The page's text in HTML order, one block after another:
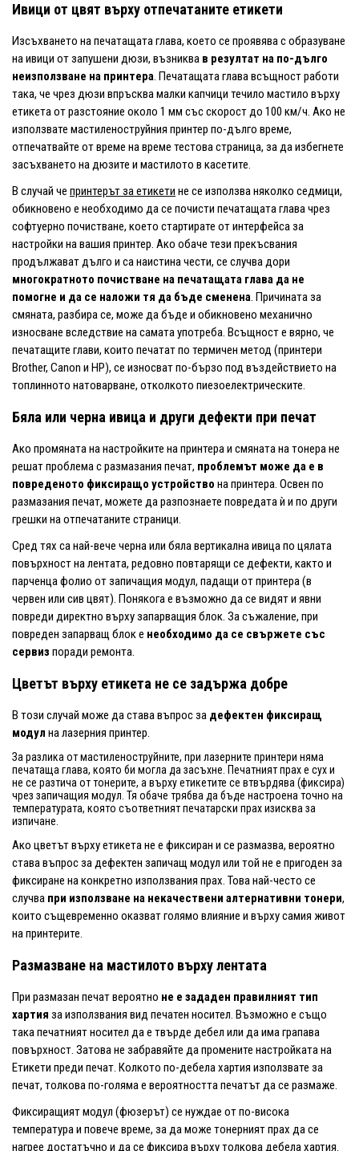
Ивици от цвят върху отпечатаните етикети
Изсъхването на печатащата глава, което се проявява с образуване
на ивици от запушени дюзи, възниква в резултат на по-дълго
неизползване на принтера. Печатащата глава всъщност работи
така, че чрез дюзи впръсква малки капчици течило мастило върху
етикета от разстояние около 1 мм със скорост до 100 км/ч. Ако не
използвате мастиленоструйния принтер по-дълго време,
отпечатвайте от време на време тестова страница, за да избегнете
засъхването на дюзите и мастилото в касетите.
В случай че принтерът за етикети не се използва няколко седмици,
обикновено е необходимо да се почисти печатащата глава чрез
софтуерно почистване, което стартирате от интерфейса за
настройки на вашия принтер. Ако обаче тези прекъсвания
продължават дълго и са наистина чести, се случва дори
многократното почистване на печатащата глава да не
помогне и да се наложи тя да бъде сменена. Причината за
смяната, разбира се, може да бъде и обикновено механично
износване вследствие на самата употреба. Всъщност е вярно, че
печатащите глави, които печатат по термичен метод (принтери
Brother, Canon и HP), се износват по-бързо под въздействието на
топлинното натоварване, отколкото пиезоелектрическите.
Бяла или черна ивица и други дефекти при печат
Ако промяната на настройките на принтера и смяната на тонера не
решат проблема с размазания печат, проблемът може да е в
повреденото фиксиращо устройство на принтера. Освен по
размазания печат, можете да разпознаете повредата ѝ и по други
грешки на отпечатаните страници.
Сред тях са най-вече черна или бяла вертикална ивица по цялата
повърхност на лентата, редовно повтарящи се дефекти, както и
парченца фолио от запичащия модул, падащи от принтера (в
червен или сив цвят). Понякога е възможно да се видят и явни
повреди директно върху запарващия блок. За съжаление, при
повреден запарващ блок е необходимо да се свържете със
сервиз поради ремонта.
Цветът върху етикета не се задържа добре
В този случай може да става въпрос за дефектен фиксиращ
модул на лазерния принтер.
За разлика от мастиленоструйните, при лазерните принтери няма
печатаща глава, която би могла да засъхне. Печатният прах е сух и
не се разтича от тонерите, а върху етикетите се втвърдява (фиксира)
чрез запичащия модул. Тя обаче трябва да бъде настроена точно на
температурата, която съответният печатарски прах изисква за
изпичане.
Ако цветът върху етикета не е фиксиран и се размазва, вероятно
става въпрос за дефектен запичащ модул или той не е пригоден за
фиксиране на конкретно използвания прах. Това най-често се
случва при използване на некачествени алтернативни тонери,
които същевременно оказват голямо влияние и върху самия живот
на принтерите.
Размазване на мастилото върху лентата
При размазан печат вероятно не е зададен правилният тип
хартия за използвания вид печатен носител. Възможно е също
така печатният носител да е твърде дебел или да има грапава
повърхност. Затова не забравяйте да промените настройката на
Етикети преди печат. Колкото по-дебела хартия използвате за
печат, толкова по-голяма е вероятността печатът да се размаже.
Фиксиращият модул (фюзерът) се нуждае от по-висока
температура и повече време, за да може тонерният прах да се
нагрее достатъчно и да се фиксира върху толкова дебела хартия.